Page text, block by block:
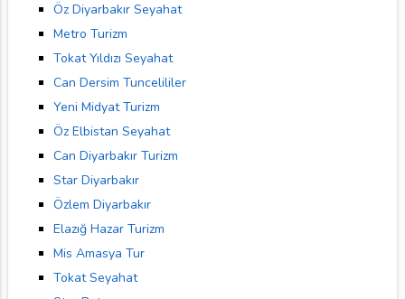
Öz Diyarbakır Seyahat
Metro Turizm
Tokat Yıldızı Seyahat
Can Dersim Tuncelililer
Yeni Midyat Turizm
Öz Elbistan Seyahat
Can Diyarbakır Turizm
Star Diyarbakır
Özlem Diyarbakır
Elazığ Hazar Turizm
Mis Amasya Tur
Tokat Seyahat